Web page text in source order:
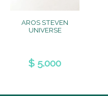
AROS STEVEN
UNIVERSE
$ 5.000